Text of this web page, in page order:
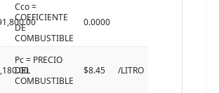
Cco =
COEFICIENTE
DE
COMBUSTIBLE
0.0000
Pc = PRECIO
DEL
COMBUSTIBLE
$8.45 /LITRO